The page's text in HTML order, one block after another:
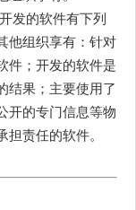
发的软件有下列
他组织享有：针对
件；开发的软件是
结果；主要使用了
开的专门信息等物
担责任的软件。